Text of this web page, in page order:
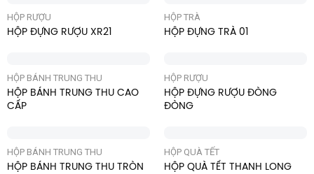
HỘP RƯỢU
HỘP ĐỰNG RƯỢU XR21
HỘP TRÀ
HỘP ĐỰNG TRÀ 01
HỘP BÁNH TRUNG THU
HỘP BÁNH TRUNG THU CAO
CẤP
HỘP RƯỢU
HỘP ĐỰNG RƯỢU ĐÒNG
ĐÒNG
HỘP BÁNH TRUNG THU
HỘP BÁNH TRUNG THU TRÒN
HỘP QUÀ TẾT
HỘP QUÀ TẾT THANH LONG